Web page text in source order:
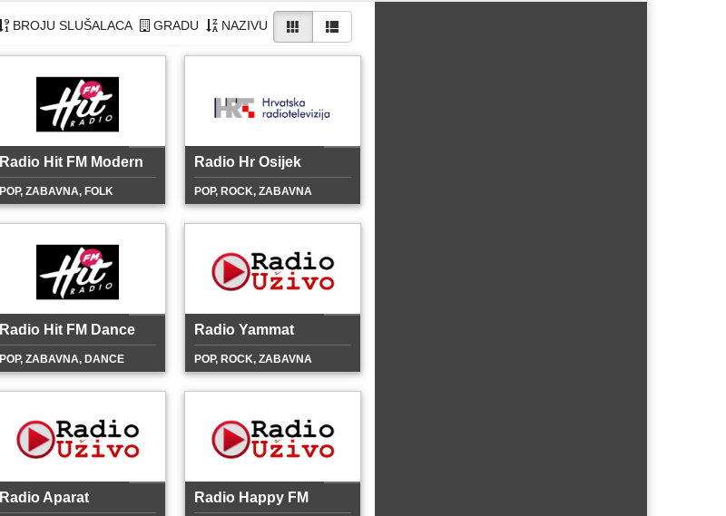
BROJU SLUŠALACA GRADU NAZIVU
Radio Hit FM Modern
POP, ZABAVNA, FOLK
Radio Hr Osijek
POP, ROCK, ZABAVNA
Radio Hit FM Dance
POP, ZABAVNA, DANCE
Radio Yammat
POP, ROCK, ZABAVNA
Radio Aparat Radio Happy FM